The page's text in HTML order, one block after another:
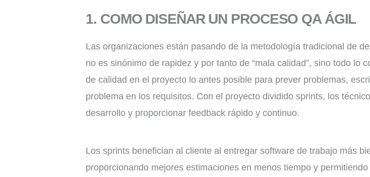
1. COMO DISEÑAR UN PROCESO QA ÁGIL
Las organizaciones están pasando de la metodología tradicional de
no es sinónimo de rapidez y por tanto de “mala calidad”, sino todo lo
de calidad en el proyecto lo antes posible para prever problemas,
problema en los requisitos. Con el proyecto dividido sprints, los
desarrollo y proporcionar feedback rápido y continuo.
Los sprints benefician al cliente al entregar software de trabajo más
proporcionando mejores estimaciones en menos tiempo y